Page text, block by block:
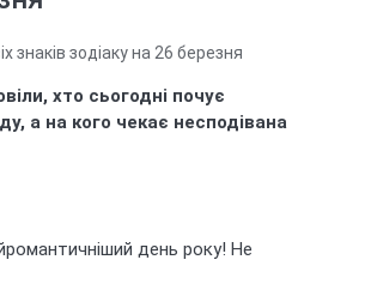
хто сьогодні почує
а на кого чекає несподівана
день року! Не